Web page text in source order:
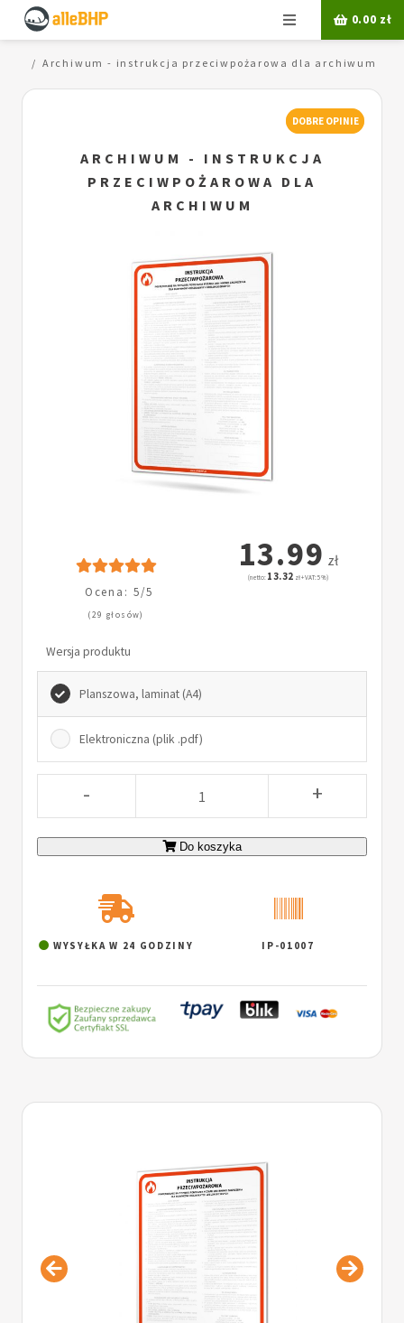
Menu 0.00 zł
Archiwum - instrukcja przeciwpożarowa dla archiwum
DOBRE OPINIE
ARCHIWUM - INSTRUKCJA
PRZECIWPOŻAROWA DLA
ARCHIWUM
Ocena: 5/5
(29 głosów)
13.99 zł
(netto: 13.32 zł + VAT: 5%)
Wersja produktu
Planszowa, laminat (A4)
Elektroniczna (plik .pdf)
- +
Do koszyka
WYSYŁKA W 24 GODZINY IP-01007